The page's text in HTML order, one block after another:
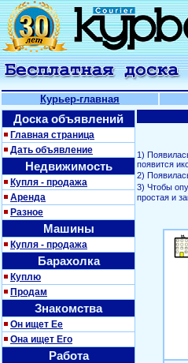
Курьер-главная
Доска объявлений
Главная страница
Дать объявление
Недвижимость
Купля - продажа
Аренда
Разное
Машины
Купля - продажа
Барахолка
Куплю
Продам
Знакомства
Он ищет Ее
Она ищет Его
Работа
1)
появится
2)
3) Чтобы
простая и